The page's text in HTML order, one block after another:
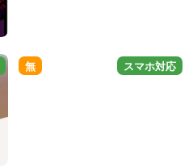
無 スマホ対応